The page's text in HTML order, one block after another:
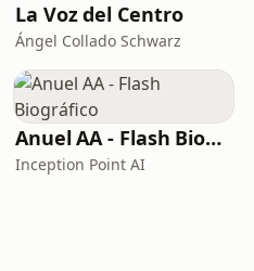
La Voz del Centro
Ángel Collado Schwarz
Anuel AA - Flash Biográfico
Inception Point AI